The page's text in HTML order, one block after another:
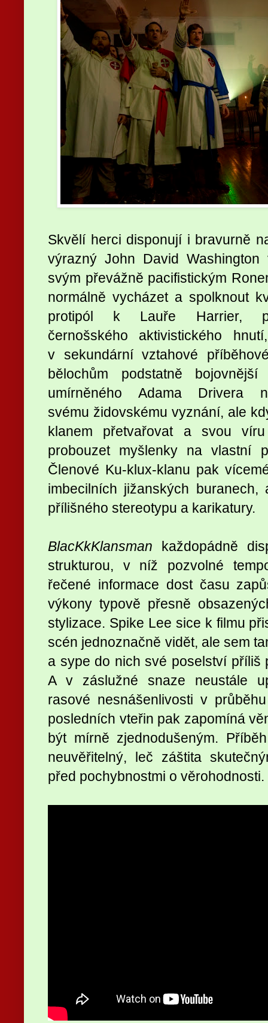
Skvělí herci disponují i bravurně
výrazný John David
svým převážně pacifistickým
normálně vycházet a spolknout
protipól k Lauře Harrier,
černošského aktivistického
v sekundární vztahové
bělochům podstatně
umírněného Adama Drivera
svému židovskému vyznání, ale
klanem přetvařovat a svou
probouzet myšlenky na vlastní
Členové Ku-klux-klanu pak
imbecilních jižanských
přílišného stereotypu a karikatury.
BlacKkKlansman každopádně
strukturou, v níž pozvolné
řečené informace dost času
výkony typově přesně
stylizace. Spike Lee sice k filmu
scén jednoznačně vidět, ale sem
a sype do nich své poselství příliš
A v záslužné snaze neustále
rasové nesnášenlivosti v
posledních vteřin pak zapomíná
být mírně zjednodušeným.
neuvěřitelný, leč záštita
před pochybnostmi o věrohodnosti.